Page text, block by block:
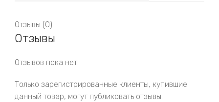
Отзывы (0)
Отзывы
Отзывов пока нет.
Только зарегистрированные клиенты, купившие
данный товар, могут публиковать отзывы.